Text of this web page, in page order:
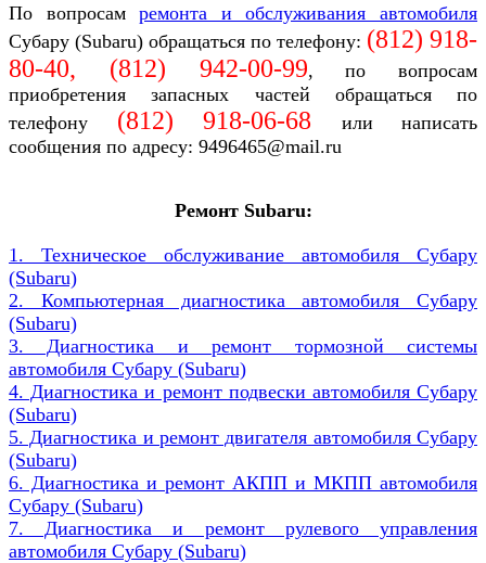
По вопросамремонта и обслуживания автомобиля
Субару (Subaru) обращаться по телефону: (812) 918-
80-40, (812) 942-00-99, по вопросам
приобретения запасных частей обращаться по
телефону (812) 918-06-68
или написать
сообщения по адресу: 9496465@mail.ru
Ремонт Subaru:
1. Техническое обслуживание автомобиля Субару
(Subaru)
2. Компьютерная диагностика автомобиля Субару
(Subaru)
3. Диагностика и ремонт тормозной системы
автомобиля Субару (Subaru)
4. Диагностика и ремонт подвески автомобиля Субару
(Subaru)
5. Диагностика и ремонт двигателя автомобиля Субару
(Subaru)
6. Диагностика и ремонт АКПП и МКПП автомобиля
Субару (Subaru)
7. Диагностика и ремонт рулевого управления
автомобиля Субару (Subaru)